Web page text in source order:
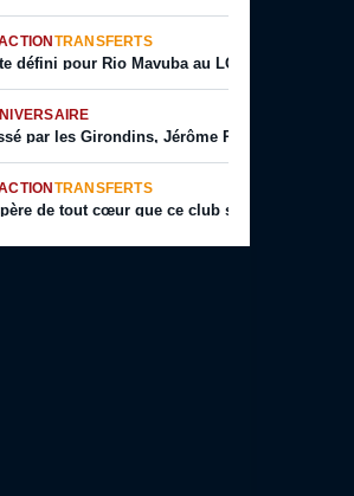
TRANSFERTS
défini pour Rio Mavuba au LOSC
par les Girondins, Jérôme Prior fête son
TRANSFERTS
de tout cœur que ce club se relèvera”